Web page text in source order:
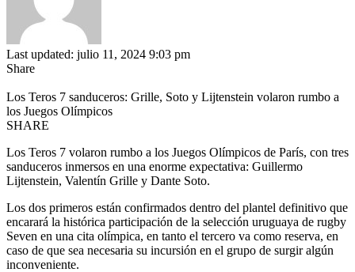
Last updated: julio 11, 2024 9:03 pm
Share
Los Teros 7 sanduceros: Grille, Soto y Lijtenstein volaron rumbo a
los Juegos Olímpicos
SHARE
Los Teros 7 volaron rumbo a los Juegos Olímpicos de París, con tres
sanduceros inmersos en una enorme expectativa: Guillermo
Lijtenstein, Valentín Grille y Dante Soto.
Los dos primeros están confirmados dentro del plantel definitivo que
encarará la histórica participación de la selección uruguaya de rugby
Seven en una cita olímpica, en tanto el tercero va como reserva, en
caso de que sea necesaria su incursión en el grupo de surgir algún
inconveniente.